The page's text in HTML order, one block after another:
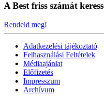
A Best friss számát
Rendeld meg!
Adatkezelési tájékoztató
Felhasználási Feltételek
Médiaajánlat
Előfizetés
Impresszum
Archívum